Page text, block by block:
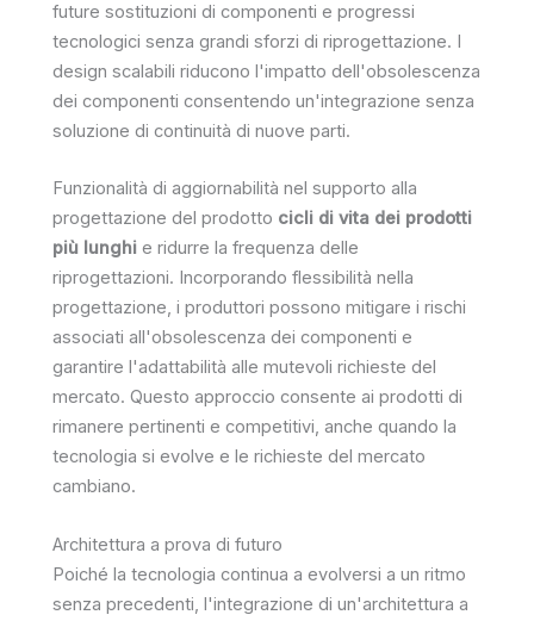
future sostituzioni di componenti e progressi
tecnologici senza grandi sforzi di riprogettazione. I
design scalabili riducono l'impatto dell'obsolescenza
dei componenti consentendo un'integrazione senza
soluzione di continuità di nuove parti.
Funzionalità di aggiornabilità nel supporto alla
progettazione del prodotto cicli di vita dei prodotti
più lunghi e ridurre la frequenza delle
riprogettazioni. Incorporando flessibilità nella
progettazione, i produttori possono mitigare i rischi
associati all'obsolescenza dei componenti e
garantire l'adattabilità alle mutevoli richieste del
mercato. Questo approccio consente ai prodotti di
rimanere pertinenti e competitivi, anche quando la
tecnologia si evolve e le richieste del mercato
cambiano.
Architettura a prova di futuro
Poiché la tecnologia continua a evolversi a un ritmo
senza precedenti, l'integrazione di un'architettura a